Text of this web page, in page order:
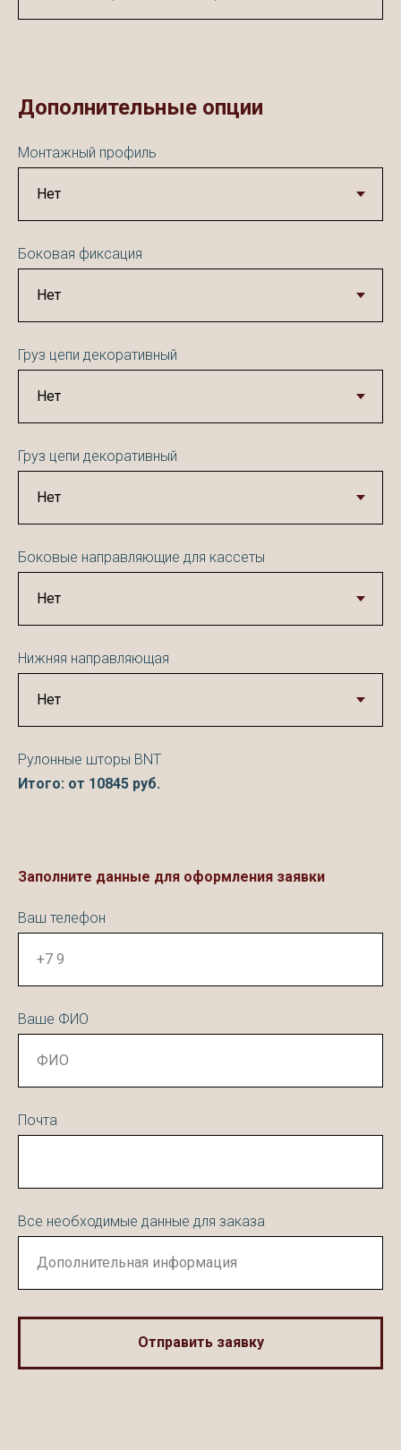
Дополнительные опции
Монтажный профиль
Боковая фиксация
Груз цепи декоративный
Груз цепи декоративный
Боковые направляющие для кассеты
Нижняя направляющая
Рулонные шторы BNT
Итого: от 10845 руб.
Заполните данные для оформления заявки
Ваш телефон
Ваше ФИО
Почта
Все необходимые данные для заказа
Отправить заявку